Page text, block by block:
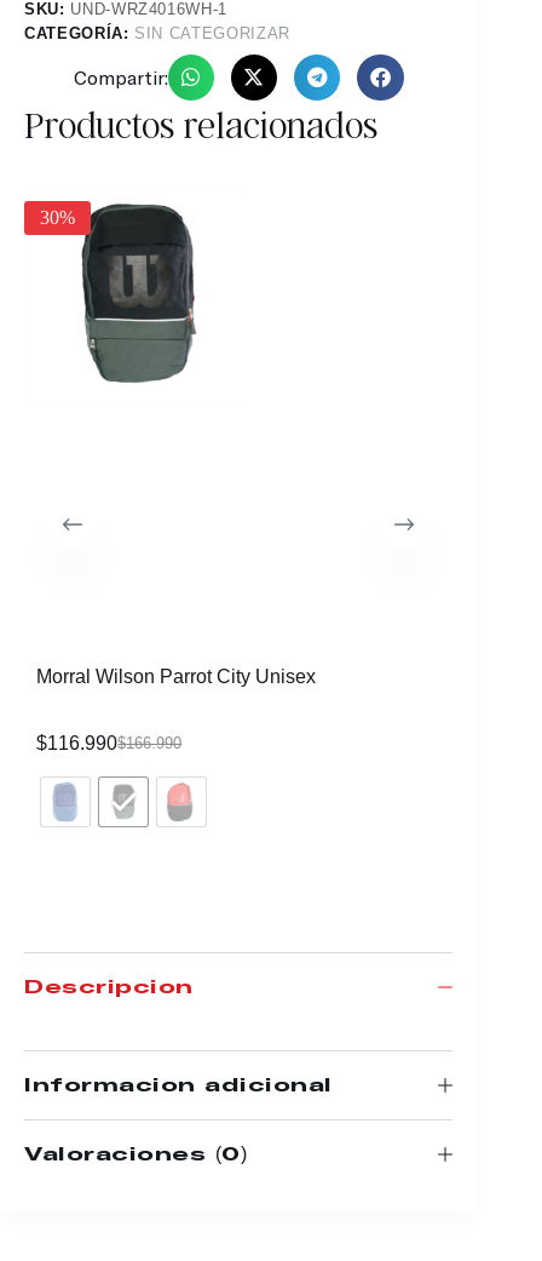
SKU: UND-WRZ4016WH-1
CATEGORÍA: SIN CATEGORIZAR
Compartir:
Productos relacionados
30%
Morral Wilson Parrot City Unisex
$166.990
$116.990
Descripción
Información adicional
Valoraciones (0)